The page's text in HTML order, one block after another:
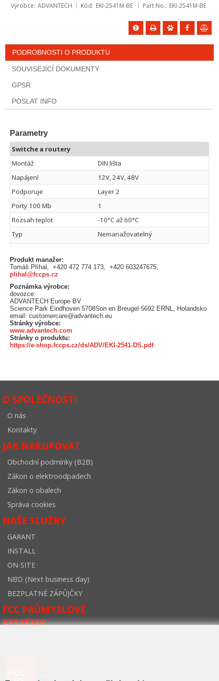
Výrobce ADVANTECH Kód EKI-2541M-BE Part No. EKI-2541M-BE
PODROBNOSTI O PRODUKTU
SOUVISEJÍCÍ DOKUMENTY
GPSR
POSLAT INFO
Parametry
Switche a routery
Montáž
DIN lišta
Napájení
12V, 24V, 48V
Podporuje
Layer 2
Porty 100 Mb
1
Rozsah teplot
-10°C až 60°C
Typ
Nemanažovatelný
Produkt manažer:
Tomáš Plíhal, +420 472 774 173, +420 603247675,
plihal@fccps.cz
Poznámka výrobce:
dovozce:
ADVANTECH Europe BV
Science Park Eindhoven 5708Son en Breugel 5692 ERNL, Holandsko
email: customercare@advantech.eu
Stránky výrobce:
www.advantech.com
Stránky o produktu:
https://e-shop.fccps.cz/ds/ADV/EKI-2541-DS.pdf
O SPOLEČNOSTI
O nás
Kontakty
JAK NAKUPOVAT
Obchodní podmínky (B2B)
Zákon o elektroodpadech
Zákon o obalech
Správa cookies
NAŠE SLUŽBY
GARANT
INSTALL
ON-SITE
NBD (Next business day)
BEZPLATNÉ ZÁPŮJČKY
FCC PRŮMYSLOVÉ
SYSTÉMY